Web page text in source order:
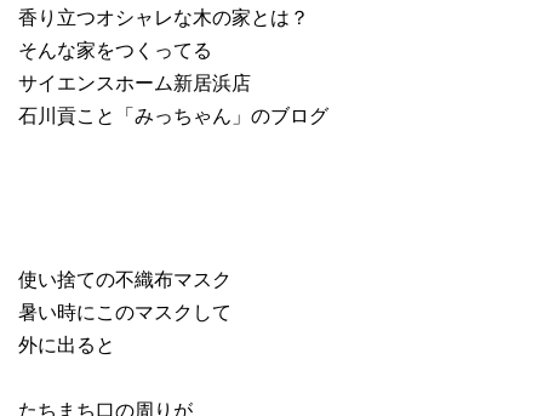
香り立つオシャレな木の家とは？
そんな家をつくってる
サイエンスホーム新居浜店
石川貢こと「みっちゃん」のブログ
使い捨ての不織布マスク
暑い時にこのマスクして
外に出ると
たちまち口の周りが